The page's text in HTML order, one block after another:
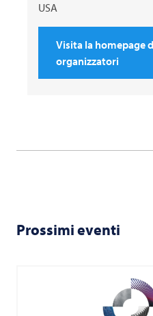
USA
Visita la homepage
organizzatori
Prossimi eventi